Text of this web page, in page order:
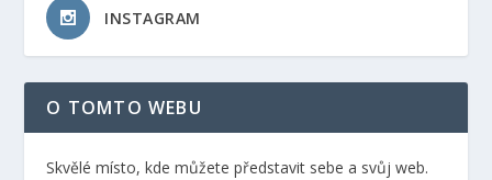
INSTAGRAM
O TOMTO WEBU
Skvělé místo, kde můžete představit sebe a svůj web.